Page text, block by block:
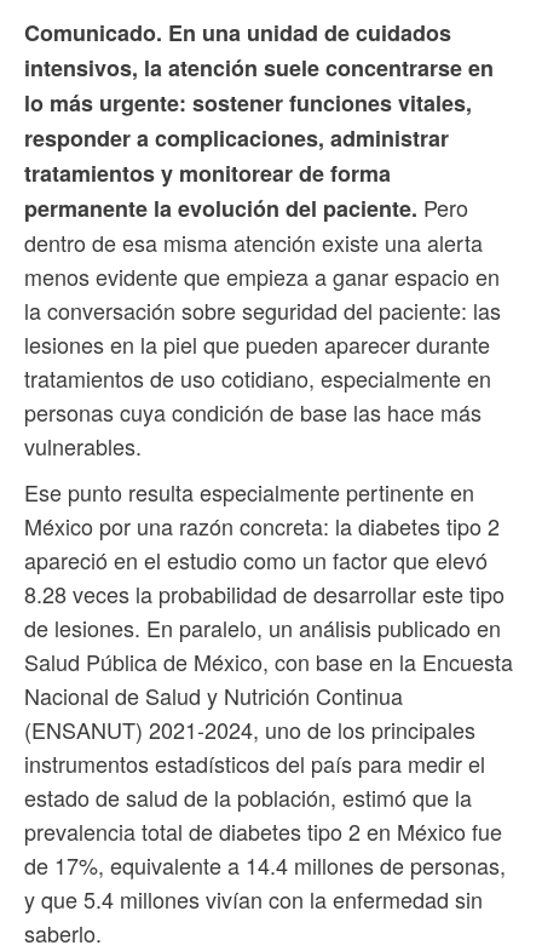
Comunicado. En una unidad de cuidados
intensivos, la atención suele concentrarse en
lo más urgente: sostener funciones vitales,
responder a complicaciones, administrar
tratamientos y monitorear de forma
permanente la evolución del paciente. Pero
dentro de esa misma atención existe una alerta
menos evidente que empieza a ganar espacio en
la conversación sobre seguridad del paciente: las
lesiones en la piel que pueden aparecer durante
tratamientos de uso cotidiano, especialmente en
personas cuya condición de base las hace más
vulnerables.
Ese punto resulta especialmente pertinente en
México por una razón concreta: la diabetes tipo 2
apareció en el estudio como un factor que elevó
8.28 veces la probabilidad de desarrollar este tipo
de lesiones. En paralelo, un análisis publicado en
Salud Pública de México, con base en la Encuesta
Nacional de Salud y Nutrición Continua
(ENSANUT) 2021-2024, uno de los principales
instrumentos estadísticos del país para medir el
estado de salud de la población, estimó que la
prevalencia total de diabetes tipo 2 en México fue
de 17%, equivalente a 14.4 millones de personas,
y que 5.4 millones vivían con la enfermedad sin
saberlo.